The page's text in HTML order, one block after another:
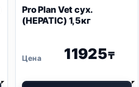
Pro PlanVet сух.
(HEPATIC) 1,5кг
11925₸